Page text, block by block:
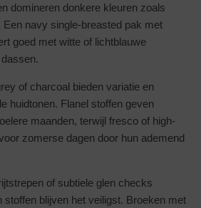
domineren donkere kleuren zoals
navy single-breasted pak met
goed met witte of lichtblauwe
of charcoal bieden variatie en
huidtonen. Flanel stoffen geven
maanden, terwijl fresco of high-
zomerse dagen door hun ademend
of subtiele glen checks
stoffen blijven het veiligst. Broeken met